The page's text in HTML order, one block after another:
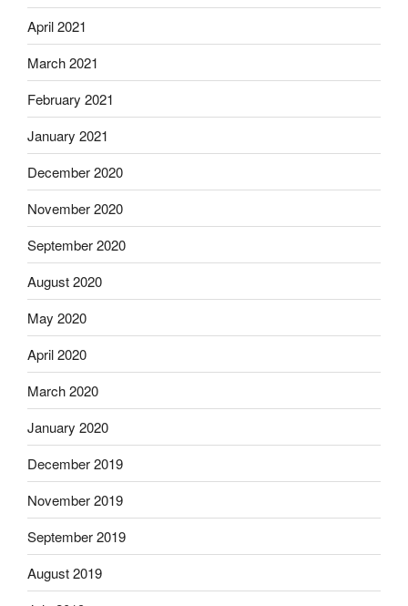
April 2021
March 2021
February 2021
January 2021
December 2020
November 2020
September 2020
August 2020
May 2020
April 2020
March 2020
January 2020
December 2019
November 2019
September 2019
August 2019